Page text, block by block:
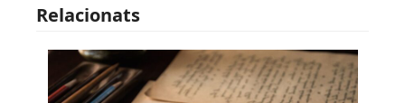
Relacionats